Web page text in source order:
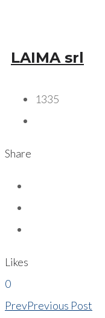
LAIMA srl
1335
Share
Likes
0
PrevPrevious Post